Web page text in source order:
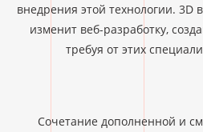
внедрения этой технологии. 3D
изменит веб-разработку,
требуя от этих
Сочетание дополненной и